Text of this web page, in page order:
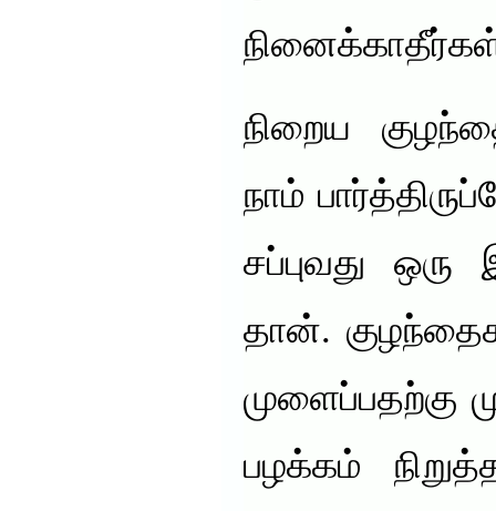
நிறைய
நாம்
சப்புவது
தான்.
முளைப்பதற்கு
பழக்கம்